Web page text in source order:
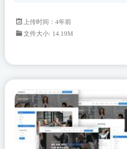
上传时间：4年前
文件大小: 14.19M